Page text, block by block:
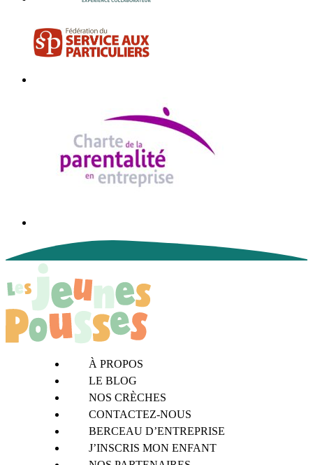
À PROPOS
LE BLOG
NOS CRÈCHES
CONTACTEZ-NOUS
BERCEAU D’ENTREPRISE
J’INSCRIS MON ENFANT